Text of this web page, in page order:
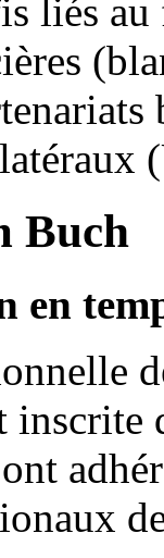
liés
Buch
en
inscrite